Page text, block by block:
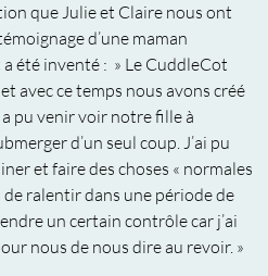
que Julie et Claire nous ont
d’une maman
été inventé : » Le CuddleCot
avec ce temps nous avons créé
pu venir voir notre fille à
d’un seul coup. J’ai pu
et faire des choses « normales
de ralentir dans une période de
un certain contrôle car j’ai
nous de nous dire au revoir. »